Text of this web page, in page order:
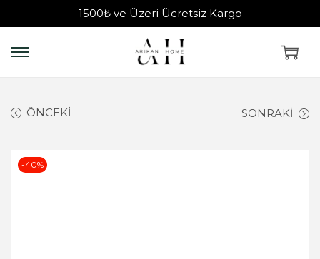
1500₺ ve Üzeri Ücretsiz Kargo
ÖNCEKI SONRAKI
-40%